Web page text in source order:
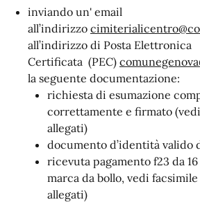
inviando un' email
all’indirizzo
all’indirizzo di Posta Elettronica
Certificata (PEC)
la seguente documentazione:
richiesta di esumazione
correttamente e firmato
allegati)
documento d’identità valido
ricevuta pagamento f23 da
marca da bollo, vedi
allegati)